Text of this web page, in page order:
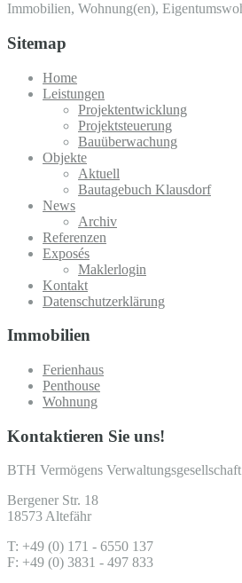
Immobilien, Wohnung(en),
Sitemap
Home
Leistungen
Projektentwicklung
Projektsteuerung
Bauüberwachung
Objekte
Aktuell
Bautagebuch Klausdorf
News
Archiv
Referenzen
Exposés
Maklerlogin
Kontakt
Datenschutzerklärung
Immobilien
Ferienhaus
Penthouse
Wohnung
Kontaktieren Sie uns!
BTH Vermögens
Bergener Str. 18
18573 Altefähr
T: +49 (0) 171 - 6550 137
F: +49 (0) 3831 - 497 833